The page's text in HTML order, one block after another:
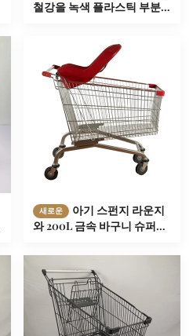
철강을 녹색 플라스틱 부분
새로운
아기 스펀지 라운지
와 200L 금속 바구니 슈퍼마